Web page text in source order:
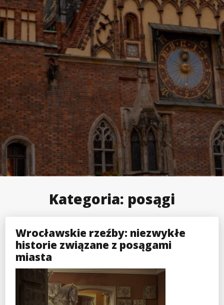
Kategoria: posągi
Wrocławskie rzeźby: niezwykłe
historie związane z posągami
miasta